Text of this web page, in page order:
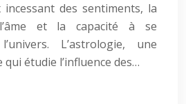
des sentiments, la
et la capacité à se
L’astrologie, une
étudie l’influence des…